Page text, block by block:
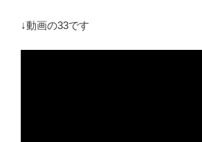
↓動画の33です